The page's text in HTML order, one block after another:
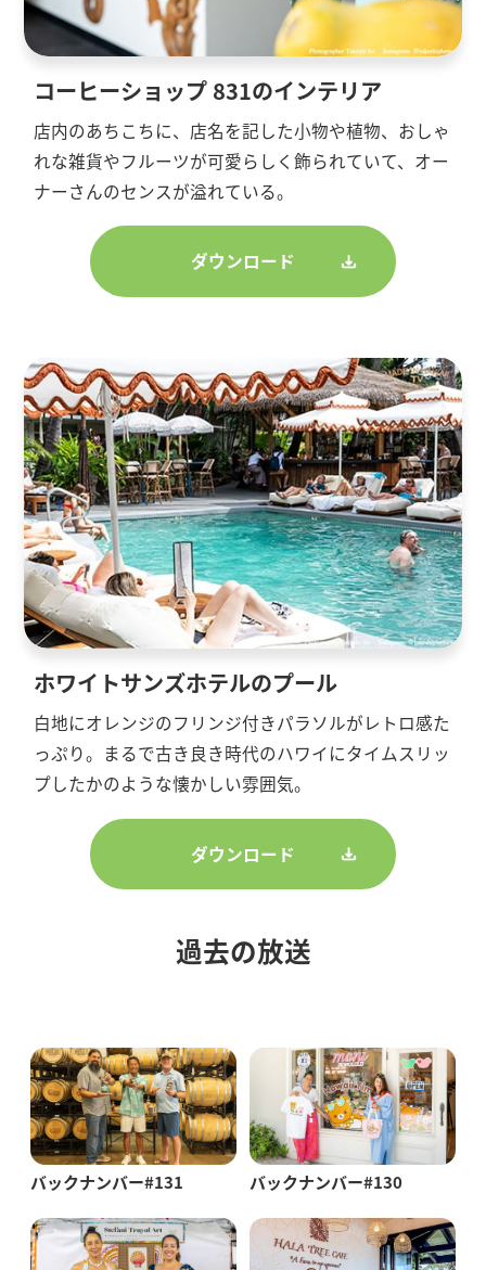
コーヒーショップ 831のインテリア
店内のあちこちに、店名を記した小物や植物、おしゃ
れな雑貨やフルーツが可愛らしく飾られていて、オー
ナーさんのセンスが溢れている。
ダウンロード
ホワイトサンズホテルのプール
白地にオレンジのフリンジ付きパラソルがレトロ感た
っぷり。まるで古き良き時代のハワイにタイムスリッ
プしたかのような懐かしい雰囲気。
ダウンロード
過去の放送
バックナンバー#131 バックナンバー#130